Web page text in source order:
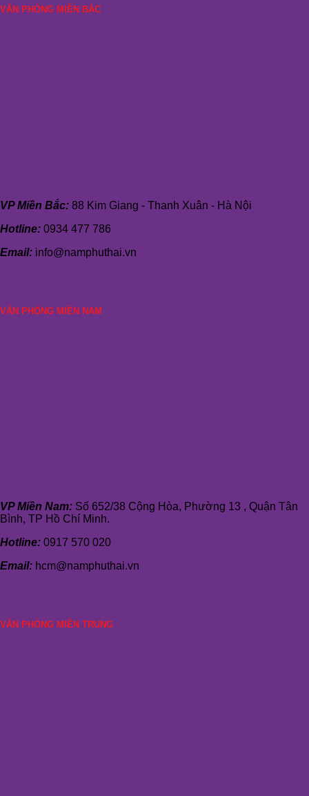
VĂN PHÒNG MIỀN BẮC
VP Miền Bắc: 88 Kim Giang - Thanh Xuân - Hà Nội
Hotline: 0934 477 786
Email: info@namphuthai.vn
VĂN PHÒNG MIỀN NAM
VP Miền Nam: Số 652/38 Cộng Hòa, Phường 13 , Quận Tân
Bình, TP Hồ Chí Minh.
Hotline: 0917 570 020
Email: hcm@namphuthai.vn
VĂN PHÒNG MIỀN TRUNG